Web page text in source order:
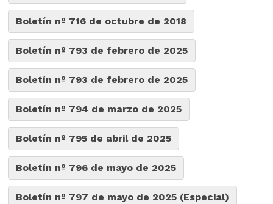
Boletín nº 716 de octubre de 2018
Boletín nº 793 de febrero de 2025
Boletín nº 793 de febrero de 2025
Boletín nº 794 de marzo de 2025
Boletín nº 795 de abril de 2025
Boletín nº 796 de mayo de 2025
Boletín nº 797 de mayo de 2025 (Especial)